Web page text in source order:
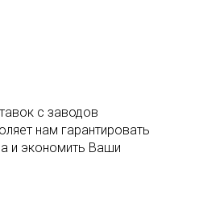
с заводов
нам гарантировать
и экономить Ваши